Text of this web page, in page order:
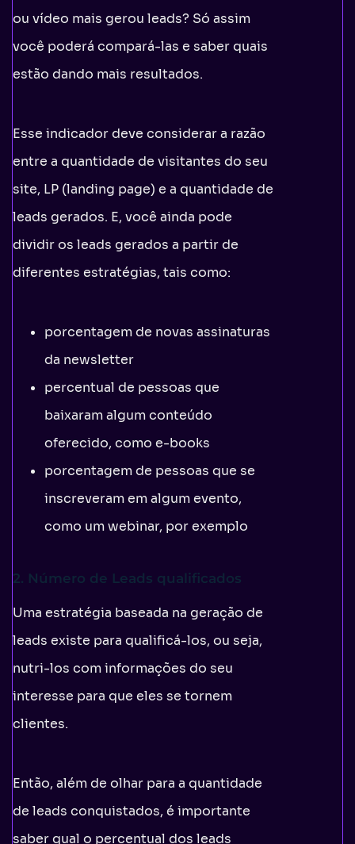
ou vídeo mais gerou leads? Só assim
você poderá compará-las e saber quais
estão dando mais resultados.
Esse indicador deve considerar a razão
entre a quantidade de visitantes do seu
site, LP (landing page) e a quantidade de
leads gerados. E, você ainda pode
dividir os leads gerados a partir de
diferentes estratégias, tais como:
porcentagem de novas assinaturas
da newsletter
percentual de pessoas que
baixaram algum conteúdo
oferecido, como e-books
porcentagem de pessoas que se
inscreveram em algum evento,
como um webinar, por exemplo
2. Número de Leads qualificados
Uma estratégia baseada na geração de
leads existe para qualificá-los, ou seja,
nutri-los com informações do seu
interesse para que eles se tornem
clientes.
Então, além de olhar para a quantidade
de leads conquistados, é importante
saber qual o percentual dos leads